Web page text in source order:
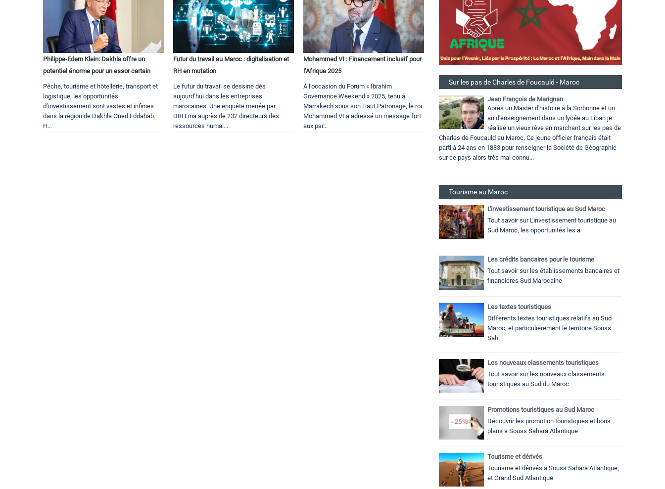
Philippe-Edern Klein: Dakhla offre un
potentiel énorme pour un essor certain
Pêche, tourisme et hôtellerie, transport et
logistique, les opportunités
d’investissement sont vastes et infinies
dans la région de Dakhla Oued Eddahab.
H...
Futur du travail au Maroc : digitalisation et
RH en mutation
Le futur du travail se dessine dès
aujourd’hui dans les entreprises
marocaines. Une enquête menée par
DRH.ma auprès de 232 directeurs des
ressources humai...
Mohammed VI : Financement inclusif pour
l’Afrique 2025
À l’occasion du Forum « Ibrahim
Governance Weekend » 2025, tenu à
Marrakech sous son Haut Patronage, le roi
Mohammed VI a adressé un message fort
aux par...
Sur les pas de Charles de Foucauld - Maroc
Jean François de Marignan
Après un Master d'histoire à la Sorbonne et un
an d'enseignement dans un lycée au Liban je
réalise un vieux rêve en marchant sur les pas de
Charles de Foucauld au Maroc. Ce jeune officier français était
parti à 24 ans en 1883 pour renseigner la Société de Géographie
sur ce pays alors très mal connu...
Tourisme au Maroc
L'investissement touristique au Sud Maroc
Tout savoir sur L'investissement touristique au
Sud Maroc, les opportunités les a
Les crédits bancaires pour le tourisme
Tout savoir sur les établissements bancaires et
financieres Sud Marocaine
Les textes touristiques
Differents textes touristiques relatifs au Sud
Maroc, et particulierement le territoire Souss
Sah
Les nouveaux classements touristiques
Tout savoir sur les nouveaux classements
touristiques au Sud du Maroc
Promotions touristiques au Sud Maroc
Découvrir les promotion touristiques et bons
plans a Souss Sahara Atlantique
Tourisme et dérivés
Tourisme et dérivés a Souss Sahara Atlantique,
et Grand Sud Atlantique